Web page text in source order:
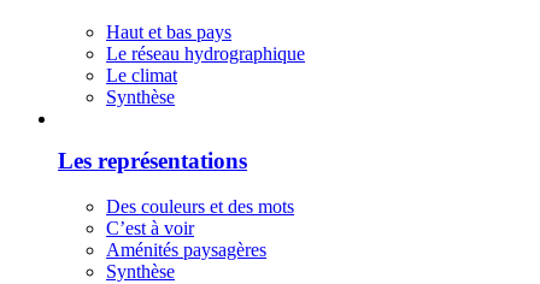
Haut et bas pays
Le réseau hydrographique
Le climat
Synthèse
Les représentations
Des couleurs et des mots
C’est à voir
Aménités paysagères
Synthèse